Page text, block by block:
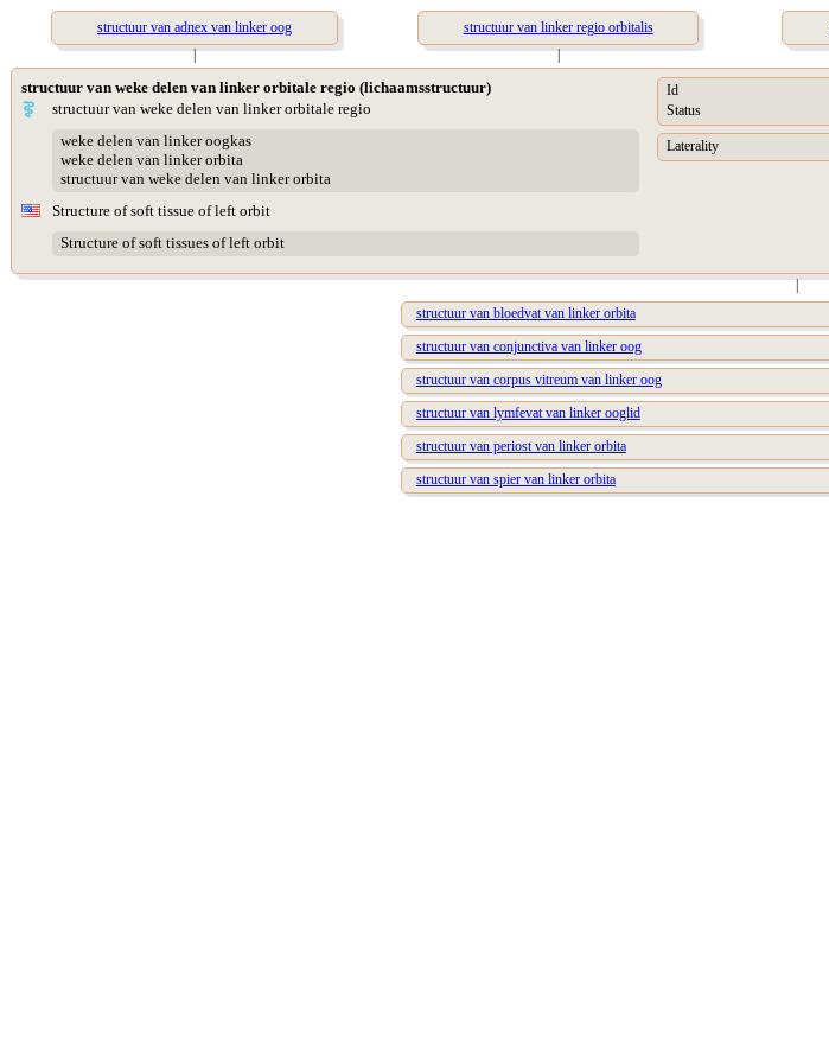
structuur van adnex van linker oog structuur van linker regio orbitalis
|
|
structuur van weke delen van linker orbitale regio (lichaamsstructuur)
structuur van weke delen van linker orbitale regio
weke delen van linker oogkas
weke delen van linker orbita
structuur van weke delen van linker orbita
Structure of soft tissue of left orbit
Structure of soft tissues of left orbit
Id
Status
Laterality
|
structuur van bloedvat van linker orbita
structuur van conjunctiva van linker oog
structuur van corpus vitreum van linker oog
structuur van lymfevat van linker ooglid
structuur van periost van linker orbita
structuur van spier van linker orbita